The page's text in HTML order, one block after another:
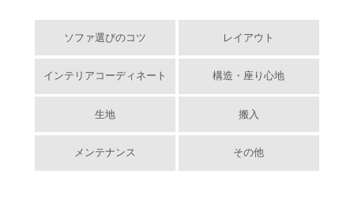
ソファ選びのコツ レイアウト
インテリアコーディネート 構造・座り心地
生地 搬入
メンテナンス その他